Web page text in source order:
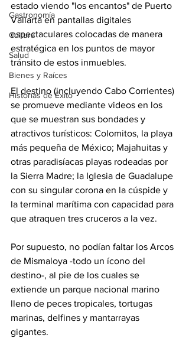
Gastronomía
Cultura
Salud
Bienes y Raíces
Historias de Éxito
estado viendo "los encantos" de Puerto
Vallarta en pantallas digitales
espectaculares colocadas de manera
estratégica en los puntos de mayor
tránsito de estos inmuebles.
El destino (incluyendo Cabo Corrientes)
se promueve mediante videos en los
que se muestran sus bondades y
atractivos turísticos: Colomitos, la playa
más pequeña de México; Majahuitas y
otras paradisíacas playas rodeadas por
la Sierra Madre; la Iglesia de Guadalupe
con su singular corona en la cúspide y
la terminal marítima con capacidad para
que atraquen tres cruceros a la vez.
Por supuesto, no podían faltar los Arcos
de Mismaloya -todo un ícono del
destino-, al pie de los cuales se
extiende un parque nacional marino
lleno de peces tropicales, tortugas
marinas, delfines y mantarrayas
gigantes.